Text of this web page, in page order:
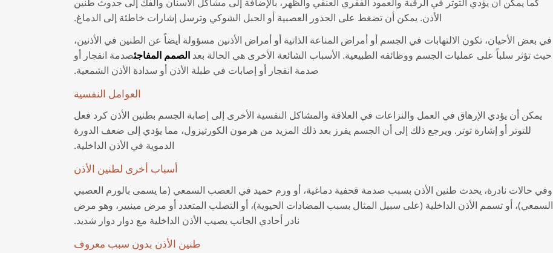
الأذن. يمكن أن تضغط على الجذور العصبية أو الحبل الشوكي وترسل إشارات خاطئة إلى الدماغ.
في بعض الأحيان، تكون الالتهابات في الجسم أو أمراض المناعة الذاتية أو أمراض الأذنين مسؤولة أيضاً عن الطنين في الأذنين،
حيث تؤثر سلباً على عمليات الجسم ووظائفه الطبيعية. الأسباب الشائعة الأخرى هي الحالة بعد الصمم المفاجئصدمة انفجار أو
صدمة انفجار أو إصابات في طبلة الأذن أو سدادة الأذن الشمعية.
العوامل النفسية
يمكن أن يؤدي الإرهاق في العمل والنزاعات في العلاقة والمشاكل النفسية الأخرى إلى إصابة الجسم بطنين الأذن كرد فعل
للتوتر أو إشارة توتر. ويرجع ذلك إلى أن الجسم يفرز بعد ذلك المزيد من هرمون الكورتيزول، مما يؤدي إلى ضعف الدورة
الدموية في الأذن الداخلية.
أسباب أخرى لطنين الأذن
وفي حالات نادرة، يحدث طنين الأذن بسبب صدمة قحفية دماغية، أو ورم حميد في العصب السمعي (ما يسمى بالورم العصبي
السمعي)، أو تسمم الأذن الداخلية (على سبيل المثال بسبب المضادات الحيوية)، أو التصلب المتعدد أو مرض مينيير، وهو مرض
نادر أحادي الجانب يصيب الأذن الداخلية مع دوار دوار شديد.
طنين الأذن بدون سبب معروف